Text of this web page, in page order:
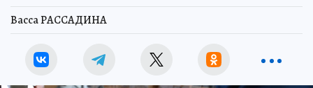
Васса РАССАДИНА